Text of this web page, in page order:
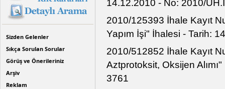
Sizden Gelenler
Sıkça Sorulan Sorular
Görüş ve Önerileriniz
Arşiv
Reklam
14.12.2010 - No: 2010/
2010/125393 İhale Kayıt
Yapım İşi" İhalesi - Tarih:
2010/512852 İhale Kayıt
Aztprotoksit, Oksijen
3761